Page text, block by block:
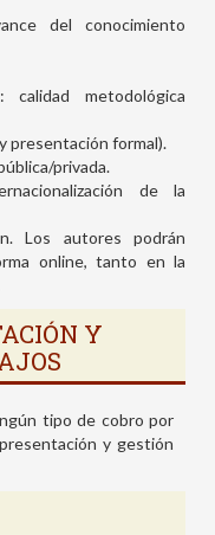
del conocimiento
calidad metodológica
presentación formal).
privada.
de la
Los autores podrán
online, tanto en la
Y
tipo de cobro por
y gestión